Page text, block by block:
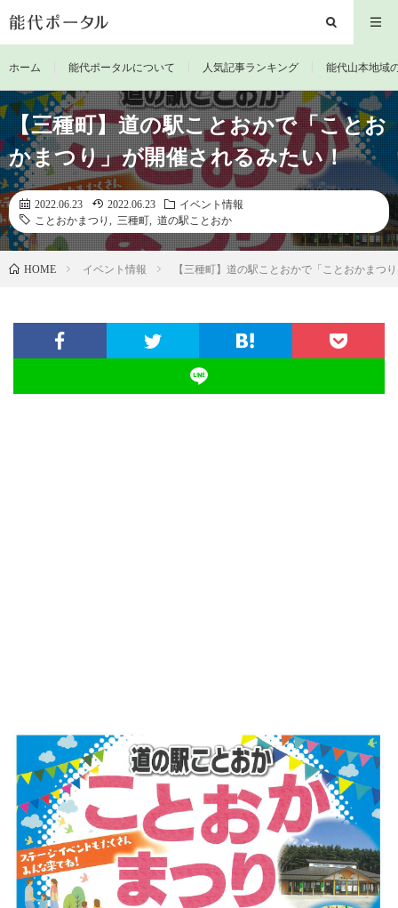
ホーム 能代ポータルについて 人気記事ランキング 能代山本地域
【三種町】道の駅ことおかで「ことお
かまつり」が開催されるみたい！
2022.06.23 2022.06.23
イベント情報
ことおかまつり
三種町 道の駅ことおか
HOME イベント情報 【三種町】道の駅ことおかで「ことおかまつ